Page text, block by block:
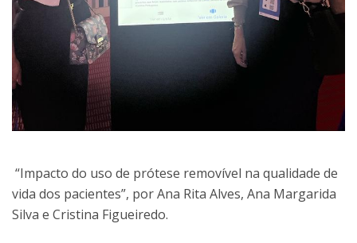
“Impacto do uso de prótese removível na qualidade de
vida dos pacientes”, por Ana Rita Alves, Ana Margarida
Silva e Cristina Figueiredo.